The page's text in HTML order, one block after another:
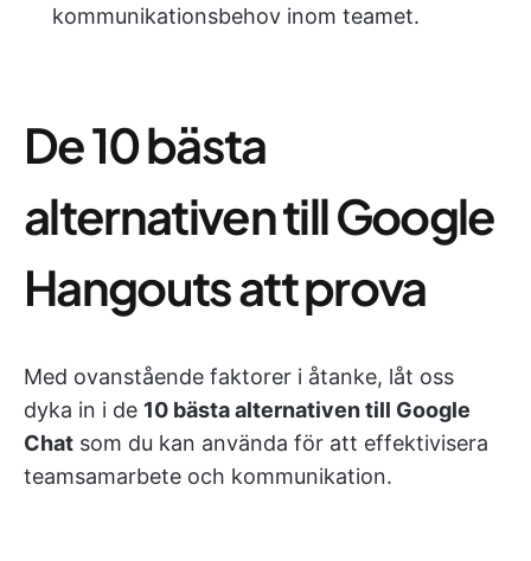
kommunikationsbehov inom teamet.
De 10 bästa
alternativen till Google
Hangouts att prova
Med ovanstående faktorer i åtanke, låt oss
dyka in i de 10 bästa alternativen till Google
Chat som du kan använda för att effektivisera
teamsamarbete och kommunikation.